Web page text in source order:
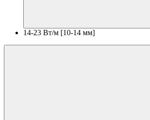
14-23 Вт/м [10-14 мм]